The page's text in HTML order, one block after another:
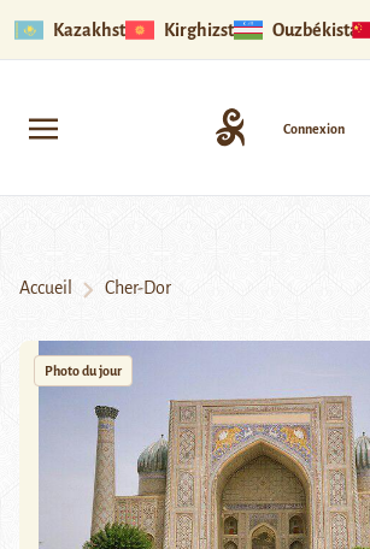
Kazakhstan Kirghizstan Ouzbékistan
Connexion
Accueil Cher-Dor
Photo du jour